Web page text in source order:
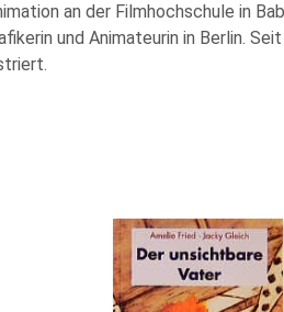
an der Filmhochschule in
und Animateurin in Berlin.